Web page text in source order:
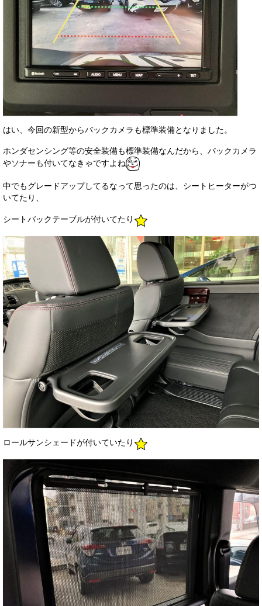
はい、今回の新型からバックカメラも標準装備となりました。
ホンダセンシング等の安全装備も標準装備なんだから、バックカメラ
やソナーも付いてなきゃですよね
中でもグレードアップしてるなって思ったのは、シートヒーターがつ
いてたり、
シートバックテーブルが付いてたり
ロールサンシェードが付いていたり